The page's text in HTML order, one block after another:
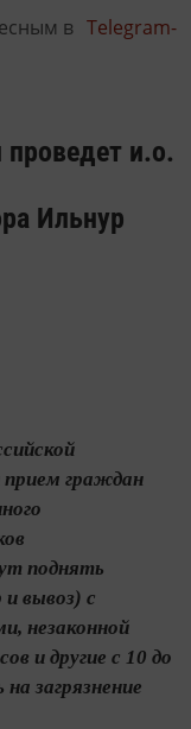
в Telegram-
и.о.
Ильнур
прием граждан
поднять
вывоз) с
незаконной
и другие с 10 до
загрязнение